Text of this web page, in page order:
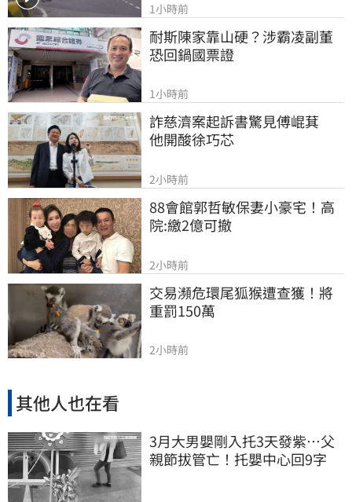
1小時前
耐斯陳家靠山硬？涉霸凌副董
恐回鍋國票證
1小時前
詐慈濟案起訴書驚見傅崐萁
他開酸徐巧芯
2小時前
88會館郭哲敏保妻小豪宅！高
院:繳2億可撤
2小時前
交易瀕危環尾狐猴遭查獲！將
重罰150萬
2小時前
其他人也在看
3月大男嬰剛入托3天發紫…父
親節拔管亡！托嬰中心回9字